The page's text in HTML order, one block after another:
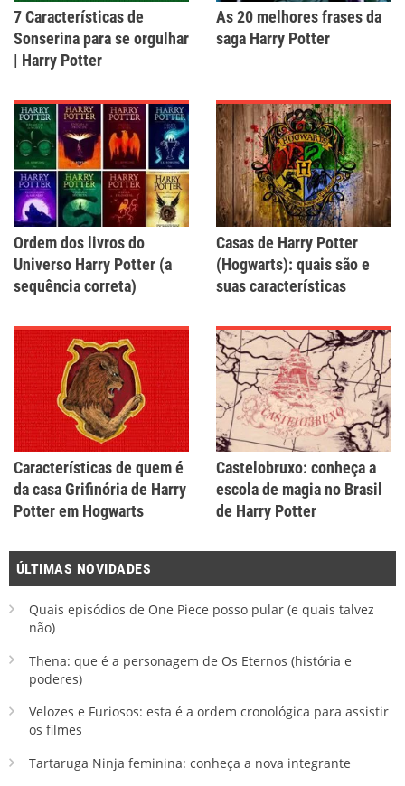
7 Características de
Sonserina para se orgulhar
| Harry Potter
As 20 melhores frases da
saga Harry Potter
Ordem dos livros do
Universo Harry Potter (a
sequência correta)
Casas de Harry Potter
(Hogwarts): quais são e
suas características
Características de quem é
da casa Grifinória de Harry
Potter em Hogwarts
Castelobruxo: conheça a
escola de magia no Brasil
de Harry Potter
ÚLTIMAS NOVIDADES
Quais episódios de One Piece posso pular (e quais talvez
não)
Thena: que é a personagem de Os Eternos (história e
poderes)
Velozes e Furiosos: esta é a ordem cronológica para assistir
os filmes
Tartaruga Ninja feminina: conheça a nova integrante